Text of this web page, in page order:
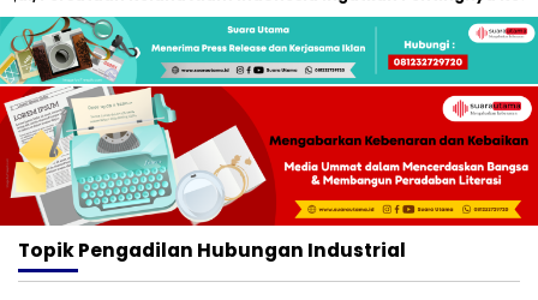
TopikPengadilan Hubungan Industrial